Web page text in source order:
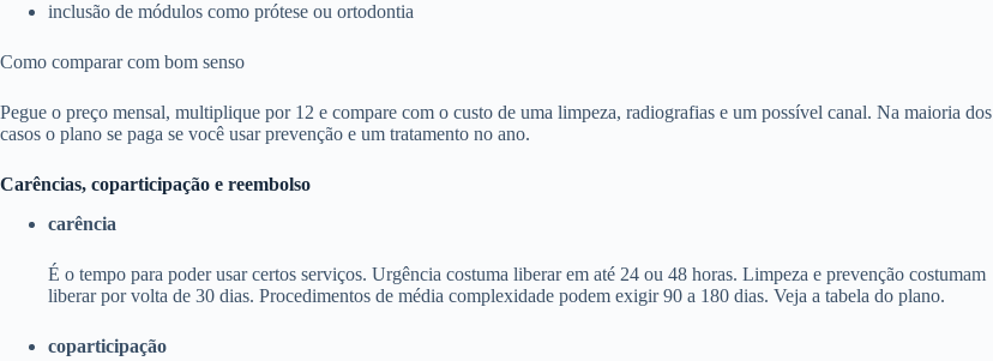
inclusão de módulos como prótese ou ortodontia
Como comparar com bom senso
Pegue o preço mensal, multiplique por 12 e compare com o custo de uma limpeza, radiografias e um possível canal. Na maioria dos
casos o plano se paga se você usar prevenção e um tratamento no ano.
Carências, coparticipação e reembolso
carência
É o tempo para poder usar certos serviços. Urgência costuma liberar em até 24 ou 48 horas. Limpeza e prevenção costumam
liberar por volta de 30 dias. Procedimentos de média complexidade podem exigir 90 a 180 dias. Veja a tabela do plano.
coparticipação